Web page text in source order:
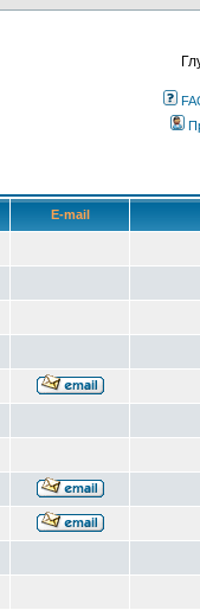
E-mail